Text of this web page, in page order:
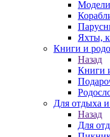
Модели
Яхты,
Книги и
Назад
Книги
Для отдыха и
Назад
Для